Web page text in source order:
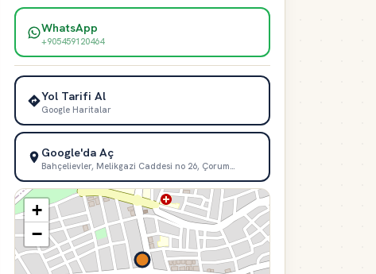
WhatsApp
+905459120464
Yol Tarifi Al
Google Haritalar
Google'da Aç
Bahçelievler, Melikgazi Caddesi no 26, Çorum…
+
−